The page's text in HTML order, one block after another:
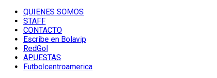
QUIENES SOMOS
STAFF
CONTACTO
Escribe en Bolavip
RedGol
APUESTAS
Futbolcentroamerica